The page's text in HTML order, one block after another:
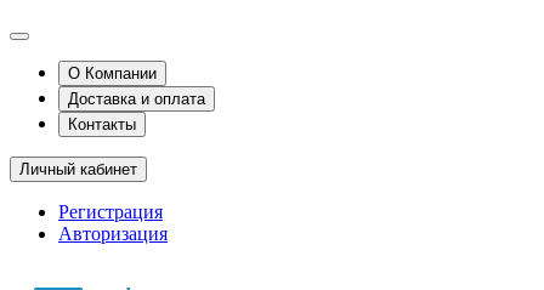
О Компании
Доставка и оплата
Контакты
Личный кабинет
Регистрация
Авторизация